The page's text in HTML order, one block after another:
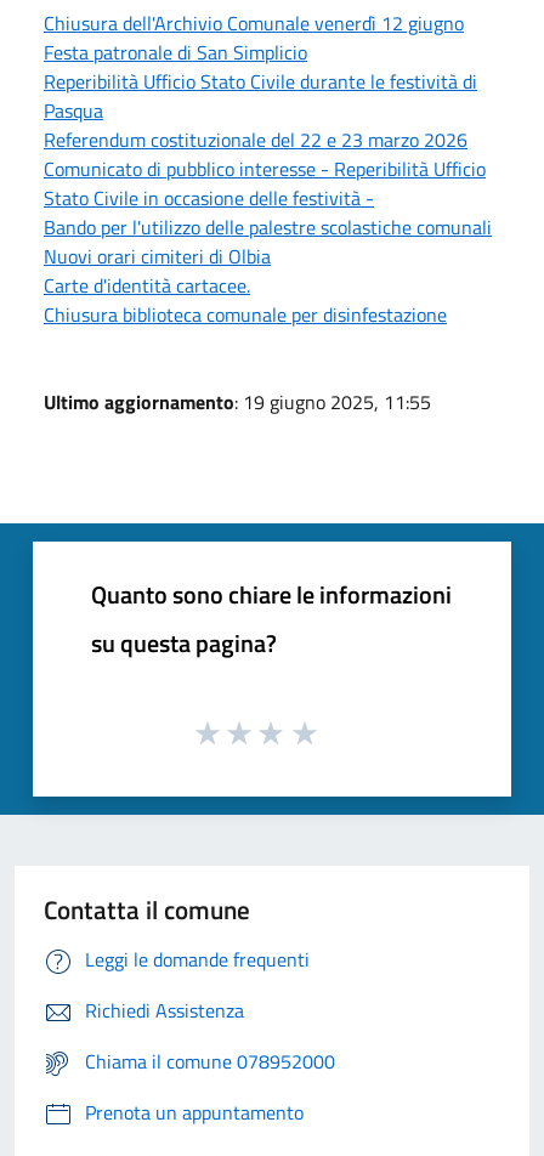
Chiusura dell'Archivio Comunale venerdì 12 giugno
Festa patronale di San Simplicio
Reperibilità Ufficio Stato Civile durante le festività di
Pasqua
Referendum costituzionale del 22 e 23 marzo 2026
Comunicato di pubblico interesse - Reperibilità Ufficio
Stato Civile in occasione delle festività -
Bando per l'utilizzo delle palestre scolastiche comunali
Nuovi orari cimiteri di Olbia
Carte d'identità cartacee.
Chiusura biblioteca comunale per disinfestazione
Ultimo aggiornamento: 19 giugno 2025, 11:55
Quanto sono chiare le informazioni
su questa pagina?
Contatta il comune
Leggi le domande frequenti
Richiedi Assistenza
Chiama il comune 078952000
Prenota un appuntamento